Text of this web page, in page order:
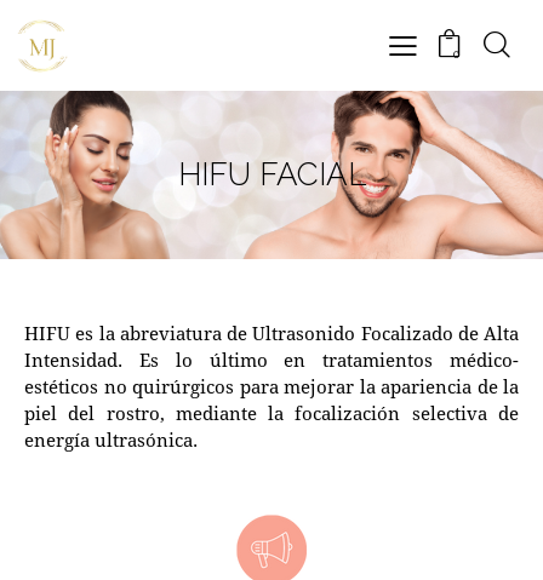
0
HIFU FACIAL
HIFU es la abreviatura de Ultrasonido Focalizado de Alta
Intensidad. Es lo último en tratamientos médico-
estéticos no quirúrgicos para mejorar la apariencia de la
piel del rostro, mediante la focalización selectiva de
energía ultrasónica.